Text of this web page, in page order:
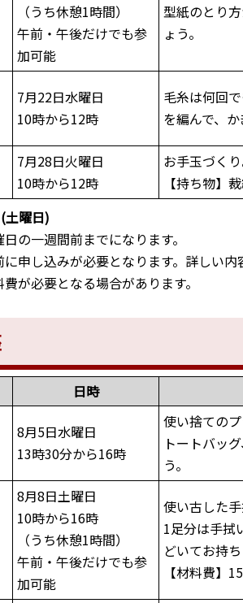
（うち休憩1時間）
午前・午後だけでも参
加可能
型紙のとり
ょう。
7月22日水曜日
10時から12時
毛糸は何回
を編んで、
7月28日火曜日
10時から12時
お手玉づくり
【持ち物】
曜日)
の一週間前までになります。
申し込みが必要となります。詳しい
が必要となる場合があります。
日時
8月5日水曜日
13時30分から16時
使い捨ての
トートバッ
う。
8月8日土曜日
10時から16時
（うち休憩1時間）
午前・午後だけでも参
加可能
使い古した
1足分は手拭
どいてお持ち
【材料費】